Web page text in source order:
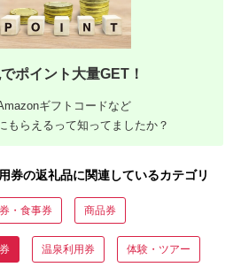
ポイント大量GET！
ギフトコードなど
もらえるって知ってましたか？
券の返礼品に関連しているカテゴリ
・食事券 商品券
温泉利用券 体験・ツアー